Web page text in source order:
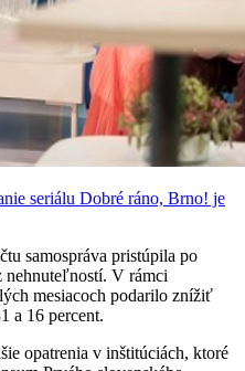
seriálu Dobré ráno, Brno! je
samospráva pristúpila po
nehnuteľností. V rámci
mesiacoch podarilo znížiť
a 16 percent.
opatrenia v inštitúciách, ktoré